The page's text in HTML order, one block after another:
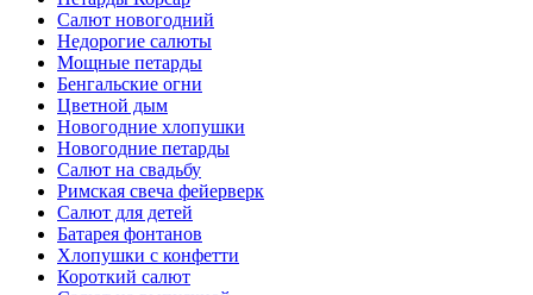
Салют новогодний
Недорогие салюты
Мощные петарды
Бенгальские огни
Цветной дым
Новогодние хлопушки
Новогодние петарды
Салют на свадьбу
Римская свеча фейерверк
Салют для детей
Батарея фонтанов
Хлопушки с конфетти
Короткий салют